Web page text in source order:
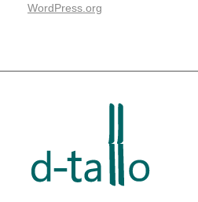
WordPress.org